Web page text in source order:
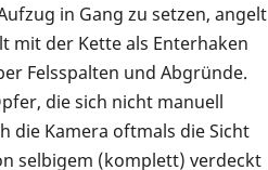
in Gang zu setzen, angelt
mit der Kette als Enterhaken
Felsspalten und Abgründe.
die sich nicht manuell
die Kamera oftmals die Sicht
selbigem (komplett) verdeckt